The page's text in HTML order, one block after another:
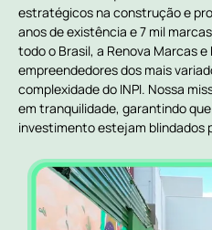
estratégicos na construção e
anos de existência e 7 mil
todo o Brasil, a Renova Marcas
empreendedores dos mais
complexidade do INPI. Nossa
em tranquilidade, garantindo
investimento estejam blindados